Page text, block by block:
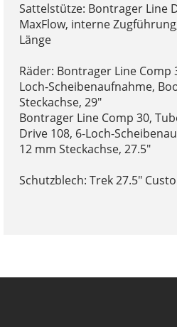
Sattelstütze: Bontrager Line
MaxFlow, interne
Länge
Räder: Bontrager Line Comp
Loch-Scheibenaufnahme,
Steckachse, 29"
Bontrager Line Comp 30,
Drive 108, 6-Loch-
12 mm Steckachse, 27.5"
Schutzblech: Trek 27.5"